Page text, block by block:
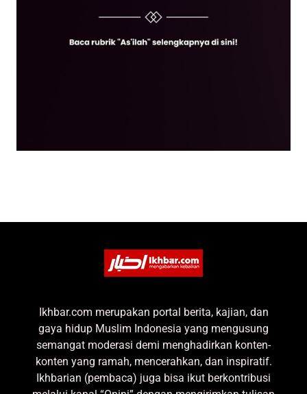
Ikhbar.com merupakan portal berita, kajian, dan
gaya hidup Muslim Indonesia yang mengusung
semangat moderasi demi menghadirkan konten-
konten yang ramah, mencerahkan, dan inspiratif.
Ikhbarian (pembaca) juga bisa ikut berkontribusi